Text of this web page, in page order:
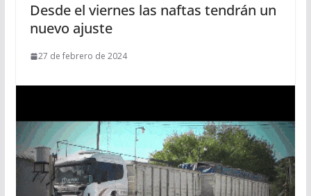
Desde el viernes las naftas tendrán un
nuevo ajuste
27 de febrero de 2024